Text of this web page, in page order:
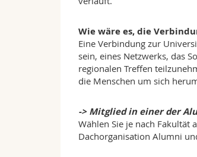
Wie wäre es, die
Eine Verbindung zur
sein, eines Netzwerks, das
regionalen Treffen
die Menschen um sich
-> Mitglied in einer der
Wählen Sie je nach Fakultät
Dachorganisation Alumni